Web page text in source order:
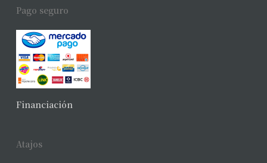
Pago seguro
Financiación
Atajos